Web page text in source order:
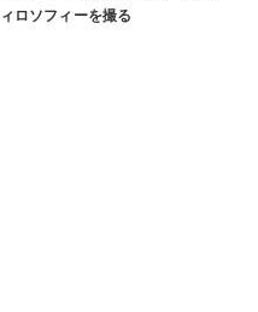
ィロソフィーを撮る